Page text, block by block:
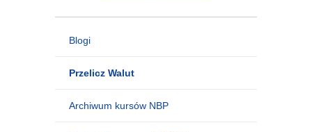
Blogi
Przelicz Walut
Archiwum kursów NBP